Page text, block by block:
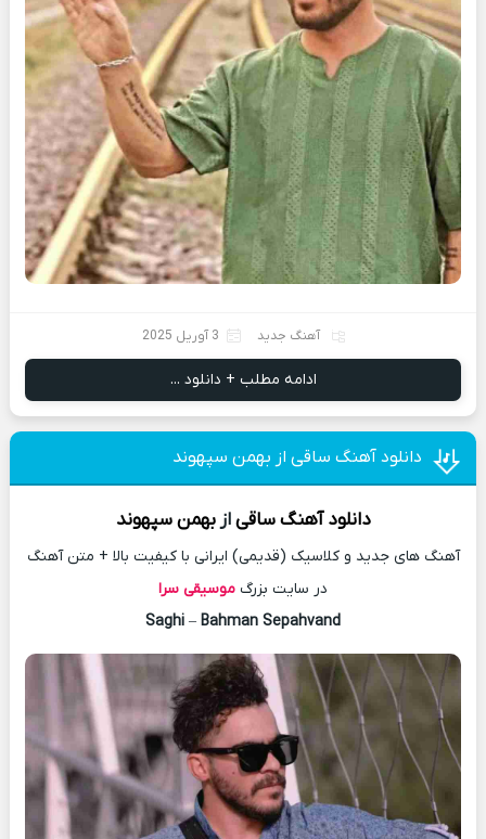
آهنگ جدید 3 آوریل 2025
ادامه مطلب + دانلود ...
دانلود آهنگ ساقی از بهمن سپهوند
دانلود آهنگ ساقی ازبهمن سپهوند
آهنگ های جدید و کلاسیک (قدیمی) ایرانی با کیفیت بالا + متن آهنگ
در سایت بزرگ موسیقی سرا
Saghi – Bahman Sepahvand